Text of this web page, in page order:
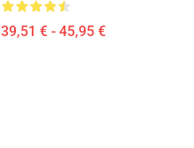
39,51 € - 45,95 €